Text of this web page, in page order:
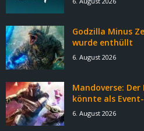
Godzilla Minus
wurde enthüllt
6. August 2026
Mandoverse: Der
könnte als
6. August 2026